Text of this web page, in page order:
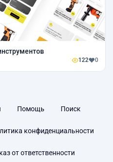
122 0
Помощь Поиск
конфиденциальности
от ответственности